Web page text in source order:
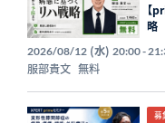
【
略
2026/08/12(水) 20:00 -
服部貴文 無料
募